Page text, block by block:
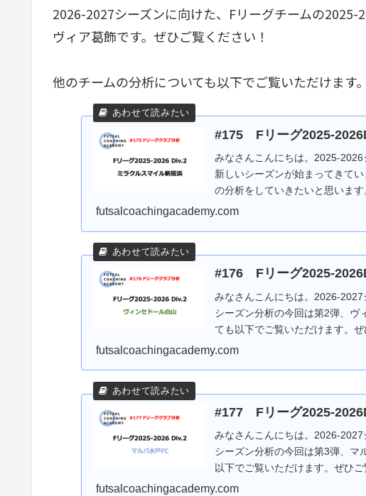
2026-2027シーズンに向けた、Fリーグチームの
ヴィア葛飾です。ぜひご覧ください！
他のチームの分析についても以下でご覧いただけます
#175 Fリーグ2025-
みなさんこんにちは。2025-
新しいシーズンが始まってきて
の分析をしていきたいと思いま
ご覧...
futsalcoachingacademy.com
#176 Fリーグ2025-
みなさんこんにちは。2026-
シーズン分析の今回は第2弾、ヴ
ても以下でご覧いただけます。
ずは...
futsalcoachingacademy.com
#177 Fリーグ2025-
みなさんこんにちは。2026-
シーズン分析の今回は第3弾、マ
以下でご覧いただけます。ぜひ
ズ...
futsalcoachingacademy.com